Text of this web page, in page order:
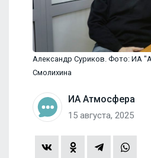
Александр Суриков. Фото: ИА
Смолихина
ИА Атмосфера
15 августа, 2025